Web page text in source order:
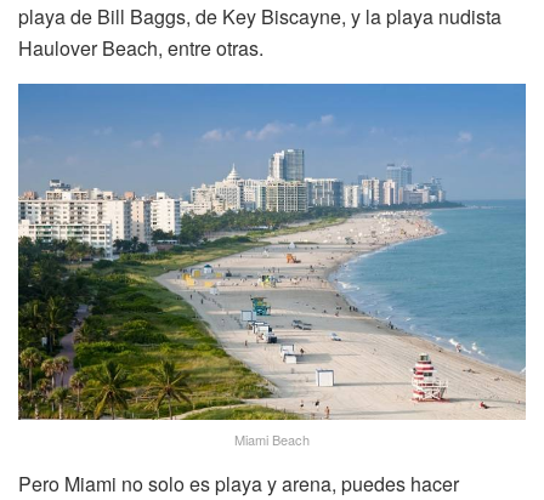
playa de Bill Baggs, de Key Biscayne, y la playa nudista
Haulover Beach, entre otras.
Miami Beach
Pero Miami no solo es playa y arena, puedes hacer